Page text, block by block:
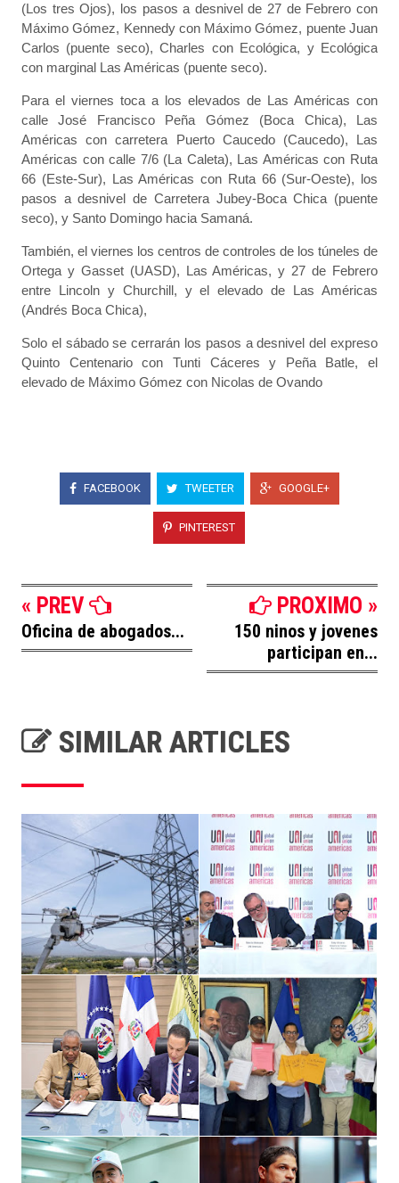
(Los tres Ojos), los pasos a desnivel de 27 de Febrero con
Máximo Gómez, Kennedy con Máximo Gómez, puente Juan
Carlos (puente seco), Charles con Ecológica, y Ecológica
con marginal Las Américas (puente seco).
Para el viernes toca a los elevados de Las Américas con
calle José Francisco Peña Gómez (Boca Chica), Las
Américas con carretera Puerto Caucedo (Caucedo), Las
Américas con calle 7/6 (La Caleta), Las Américas con Ruta
66 (Este-Sur), Las Américas con Ruta 66 (Sur-Oeste), los
pasos a desnivel de Carretera Jubey-Boca Chica (puente
seco), y Santo Domingo hacia Samaná.
También, el viernes los centros de controles de los túneles de
Ortega y Gasset (UASD), Las Américas, y 27 de Febrero
entre Lincoln y Churchill, y el elevado de Las Américas
(Andrés Boca Chica),
Solo el sábado se cerrarán los pasos a desnivel del expreso
Quinto Centenario con Tunti Cáceres y Peña Batle, el
elevado de Máximo Gómez con Nicolas de Ovando
FACEBOOK TWEETER GOOGLE+
PINTEREST
« PREV
Oficina de abogados...
PROXIMO »
150 ninos y jovenes
participan en...
SIMILAR ARTICLES